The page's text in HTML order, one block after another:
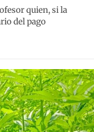
quien, si la
del pago